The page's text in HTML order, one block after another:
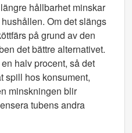
hållbarhet minskar
Om det slängs
på grund av den
det bättre alternativet.
halv procent, så det
spill hos konsument,
minskningen blir
tubens andra